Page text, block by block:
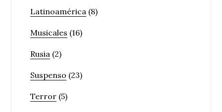
Latinoamérica (8)
Musicales (16)
Rusia (2)
Suspenso (23)
Terror (5)